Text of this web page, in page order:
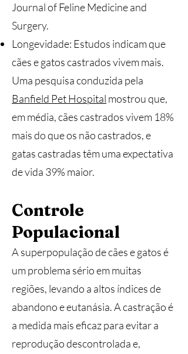
Journal of Feline Medicine and
Surgery​.
Longevidade: Estudos indicam que
cães e gatos castrados vivem mais.
Uma pesquisa conduzida pela
Banfield Pet Hospital mostrou que,
em média, cães castrados vivem 18%
mais do que os não castrados, e
gatas castradas têm uma expectativa
de vida 39% maior​.
Controle
Populacional
A superpopulação de cães e gatos é
um problema sério em muitas
regiões, levando a altos índices de
abandono e eutanásia. A castração é
a medida mais eficaz para evitar a
reprodução descontrolada e,